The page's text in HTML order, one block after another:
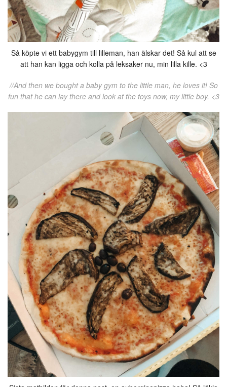
Så köpte vi ett babygym till lilleman, han älskar det! Så kul att se
att han kan ligga och kolla på leksaker nu, min lilla kille. <3
//And then we bought a baby gym to the little man, he loves it! So
fun that he can lay there and look at the toys now, my little boy. <3